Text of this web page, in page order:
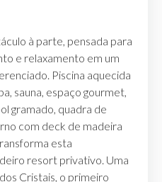
à parte, pensada para
e relaxamento em um
Piscina aquecida
sauna, espaço gourmet,
gramado, quadra de
com deck de madeira
esta
resort privativo. Uma
Cristais, o primeiro